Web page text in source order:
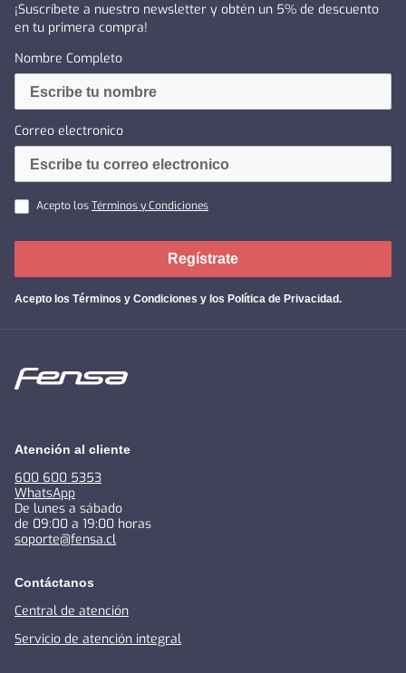
¡Suscríbete a nuestro newsletter y obtén un 5% de descuento
en tu primera compra!
Nombre Completo
Correo electronico
Acepto losTérminos y Condiciones
Acepto los Términos y Condiciones y los Política de Privacidad.
Regístrate
Atención al cliente
600 600 5353
WhatsApp
De lunes a sábado
de 09:00 a 19:00 horas
soporte@fensa.cl
Contáctanos
Central de atención
Servicio de atención integral